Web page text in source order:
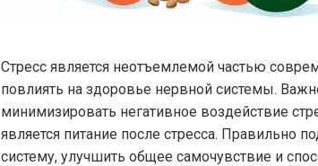
Стресс является неотъемлемой частью
повлиять на здоровье нервной системы.
минимизировать негативное воздействие
является питание после стресса. Правильно
систему, улучшить общее самочувствие и